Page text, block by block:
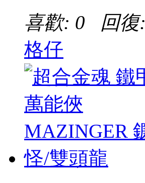
喜歡: 0 回復:
格仔